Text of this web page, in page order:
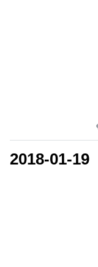
2018-01-19